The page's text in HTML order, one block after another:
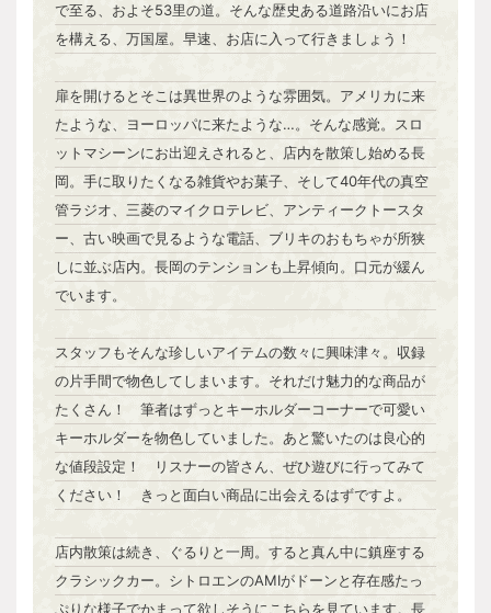
で至る、およそ53里の道。そんな歴史ある道路沿いにお店
を構える、万国屋。早速、お店に入って行きましょう！
扉を開けるとそこは異世界のような雰囲気。アメリカに来
たような、ヨーロッパに来たような…。そんな感覚。スロ
ットマシーンにお出迎えされると、店内を散策し始める長
岡。手に取りたくなる雑貨やお菓子、そして40年代の真空
管ラジオ、三菱のマイクロテレビ、アンティークトースタ
ー、古い映画で見るような電話、ブリキのおもちゃが所狭
しに並ぶ店内。長岡のテンションも上昇傾向。口元が緩ん
でいます。
スタッフもそんな珍しいアイテムの数々に興味津々。収録
の片手間で物色してしまいます。それだけ魅力的な商品が
たくさん！ 筆者はずっとキーホルダーコーナーで可愛い
キーホルダーを物色していました。あと驚いたのは良心的
な値段設定！ リスナーの皆さん、ぜひ遊びに行ってみて
ください！ きっと面白い商品に出会えるはずですよ。
店内散策は続き、ぐるりと一周。すると真ん中に鎮座する
クラシックカー。シトロエンのAMIがドーンと存在感たっ
ぷりな様子でかまって欲しそうにこちらを見ています。長